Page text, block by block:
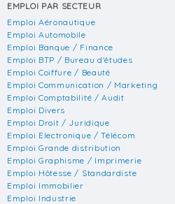
EMPLOI PAR SECTEUR
Emploi Aéronautique
Emploi Automobile
Emploi Banque / Finance
Emploi BTP / Bureau d'études
Emploi Coiffure / Beauté
Emploi Communication / Marketing
Emploi Comptabilité / Audit
Emploi Divers
Emploi Droit / Juridique
Emploi Electronique / Télécom
Emploi Grande distribution
Emploi Graphisme / Imprimerie
Emploi Hôtesse / Standardiste
Emploi Immobilier
Emploi Industrie